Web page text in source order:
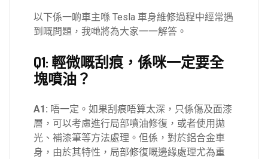
以下係一啲車主喺 Tesla 車身維修過程中經常遇
到嘅問題，我哋將為大家一一解答。
Q1: 輕微嘅刮痕，係咪一定要全
塊噴油？
A1: 唔一定。如果刮痕唔算太深，只係傷及面漆
層，可以考慮進行局部噴油修復，或者使用拋
光、補漆筆等方法處理。但係，對於鋁合金車
身，由於其特性，局部修復嘅邊緣處理尤為重